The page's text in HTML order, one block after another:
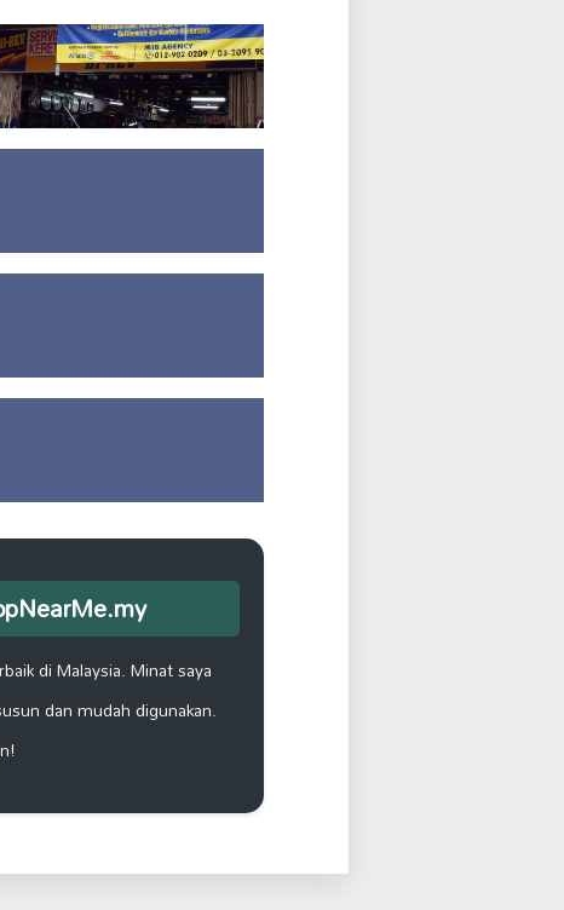
di Malaysia. Minat saya
dan mudah digunakan.